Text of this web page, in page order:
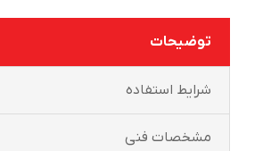
توضیحات
شرايط استفاده
مشخصات فنی